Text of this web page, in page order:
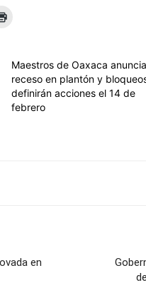
Maestros de Oaxaca
receso en plantón y
definirán acciones el 14 de
febrero
en